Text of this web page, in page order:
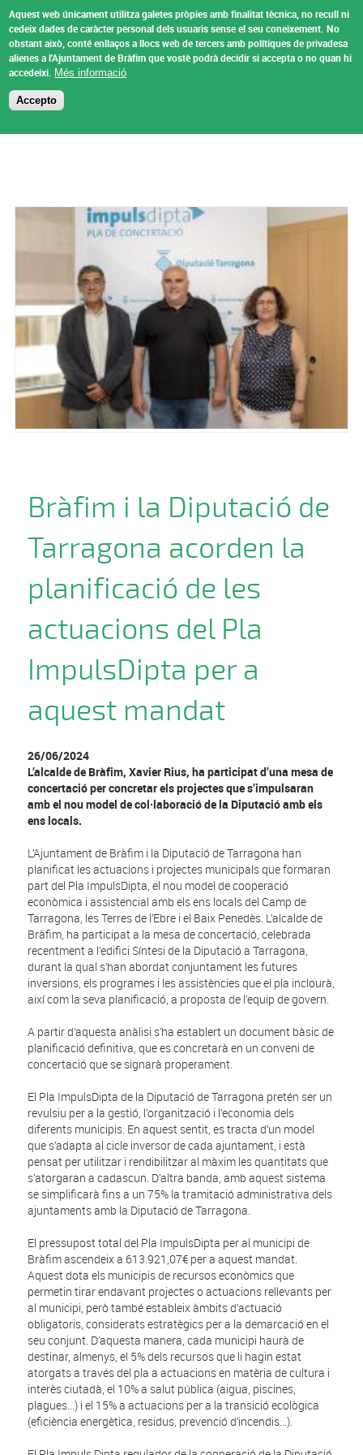
Aquest web únicament utilitza galetes pròpies amb finalitat tècnica, no recull ni
cedeix dades de caràcter personal dels usuaris sense el seu coneixement.No
obstant això, conté enllaços a llocs web de tercers amb polítiques de privadesa
alienes a l'Ajuntament de Bràfim que vostè podrà decidir si accepta o no quan hi
accedeixi. Més informació
Accepto
Vés al contingut
Ajuntament de
Bràfim
Esteu aquí
Bràfim i la Diputació de
Tarragona acorden la
planificació de les
actuacions del Pla
ImpulsDipta per a
aquest mandat
26/06/2024
L’alcalde de Bràfim, Xavier Rius, ha participat d’una mesa de
concertació per concretar els projectes que s’impulsaran
amb el nou model de col·laboració de la Diputació amb els
ens locals.
L’Ajuntament de Bràfim i la Diputació de Tarragona han
planificat les actuacions i projectes municipals que formaran
part del Pla ImpulsDipta, el nou model de cooperació
econòmica i assistencial amb els ens locals del Camp de
Tarragona, les Terres de l’Ebre i el Baix Penedès. L’alcalde de
Bràfim, ha participat a la mesa de concertació, celebrada
recentment a l’edifici Síntesi de la Diputació a Tarragona,
durant la qual s’han abordat conjuntament les futures
inversions, els programes i les assistències que el pla inclourà,
així com la seva planificació, a proposta de l’equip de govern.
A partir d’aquesta anàlisi s’ha establert un document bàsic de
planificació definitiva, que es concretarà en un conveni de
concertació que se signarà properament.
El Pla ImpulsDipta de la Diputació de Tarragona pretén ser un
revulsiu per a la gestió, l’organització i l’economia dels
diferents municipis. En aquest sentit, es tracta d’un model
que s’adapta al cicle inversor de cada ajuntament, i està
pensat per utilitzar i rendibilitzar al màxim les quantitats que
s’atorgaran a cadascun. D’altra banda, amb aquest sistema
se simplificarà fins a un 75% la tramitació administrativa dels
ajuntaments amb la Diputació de Tarragona.
El pressupost total del Pla ImpulsDipta per al municipi de
Bràfimascendeix a 613.921,07€ per a aquest mandat.
Aquest dota els municipis de recursos econòmics que
permetin tirar endavant projectes o actuacions rellevants per
al municipi, però també estableix àmbits d’actuació
obligatoris, considerats estratègics per a la demarcació en el
seu conjunt. D’aquesta manera, cada municipi haurà de
destinar, almenys, el 5% dels recursos que li hagin estat
atorgats a través del pla a actuacions en matèria de cultura i
interès ciutadà, el 10% a salut pública (aigua, piscines,
plagues...) i el 15% a actuacions per a la transició ecològica
(eficiència energètica, residus, prevenció d’incendis...).
Menu